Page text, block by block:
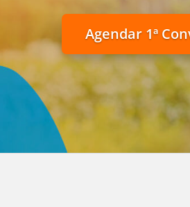
Agendar 1ª